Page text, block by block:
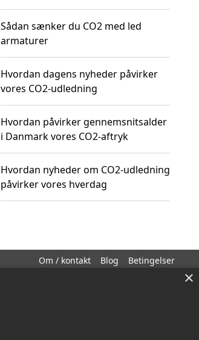
Sådan sænker du CO2 med led
armaturer
Hvordan dagens nyheder påvirker
vores CO2-udledning
Hvordan påvirker gennemsnitsalder
i Danmark vores CO2-aftryk
Hvordan nyheder om CO2-udledning
påvirker vores hverdag
Om / kontakt Blog Betingelser
×